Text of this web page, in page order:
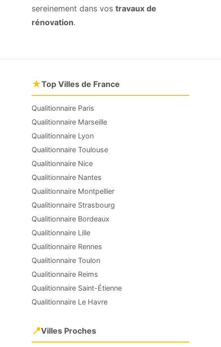
sereinement dans vos travaux de
rénovation.
★Top Villes de France
Qualitionnaire Paris
Qualitionnaire Marseille
Qualitionnaire Lyon
Qualitionnaire Toulouse
Qualitionnaire Nice
Qualitionnaire Nantes
Qualitionnaire Montpellier
Qualitionnaire Strasbourg
Qualitionnaire Bordeaux
Qualitionnaire Lille
Qualitionnaire Rennes
Qualitionnaire Toulon
Qualitionnaire Reims
Qualitionnaire Saint-Étienne
Qualitionnaire Le Havre
📍Villes Proches